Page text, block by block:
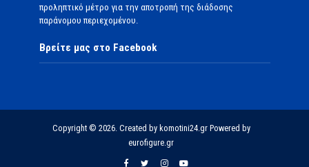
προληπτικό μέτρο για την αποτροπή της διάδοσης
παράνομου περιεχομένου.
Βρείτε μας στο Facebook
Copyright © 2026. Created by komotini24.gr Powered by
eurofigure.gr